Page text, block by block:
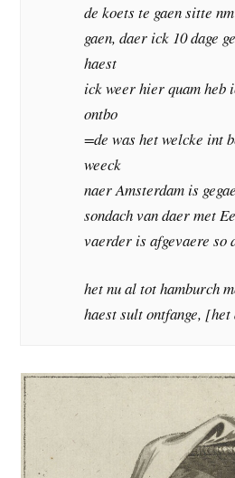
de koets te gaen sitte
gaen, daer ick 10 dage
haest
ick weer hier quam heb
ontbo
=de was het welcke int
weeck
naer Amsterdam is
sondach van daer met
vaerder is afgevaere so
het nu al tot hamburch
haest sult ontfange,